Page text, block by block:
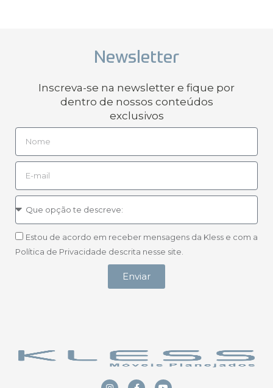
Newsletter
Inscreva-se na newsletter e fique por
dentro de nossos conteúdos
exclusivos
Estou de acordo em receber mensagens da Kless e com a
Política de Privacidade descrita nesse site.
Enviar